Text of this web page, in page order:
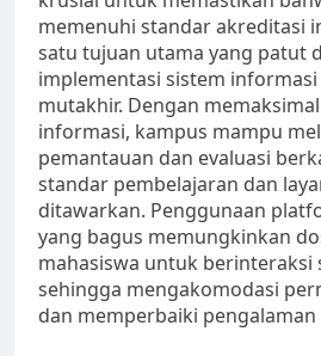
memenuhi standar akreditasi
satu tujuan utama yang patut
implementasi sistem
mutakhir. Dengan
informasi, kampus mampu
pemantauan dan evaluasi
standar pembelajaran dan
ditawarkan. Penggunaan
yang bagus memungkinkan
mahasiswa untuk berinteraksi
sehingga mengakomodasi
dan memperbaiki pengalaman